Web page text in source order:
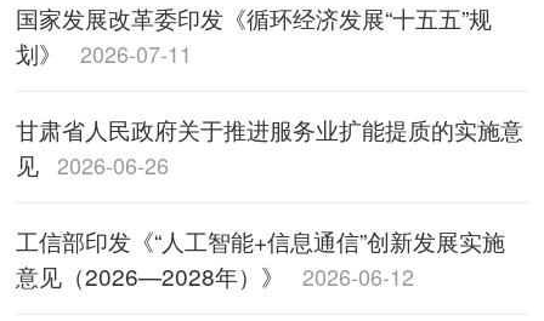
国家发展改革委印发《循环经济发展“十五五”规
划》
2026-07-11
甘肃省人民政府关于推进服务业扩能提质的实施意
见 2026-06-26
工信部印发《“人工智能+信息通信”创新发展实施
意见（2026—2028年）》
2026-06-12